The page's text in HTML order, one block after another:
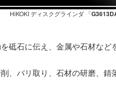
HiKOKI ディスクグラインダ 「
砥石に伝え、金属や石材など
、バリ取り、石材の研磨、錆